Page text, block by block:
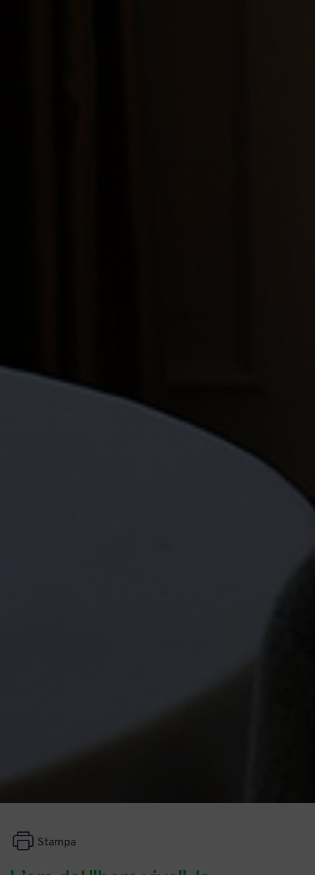
Stampa